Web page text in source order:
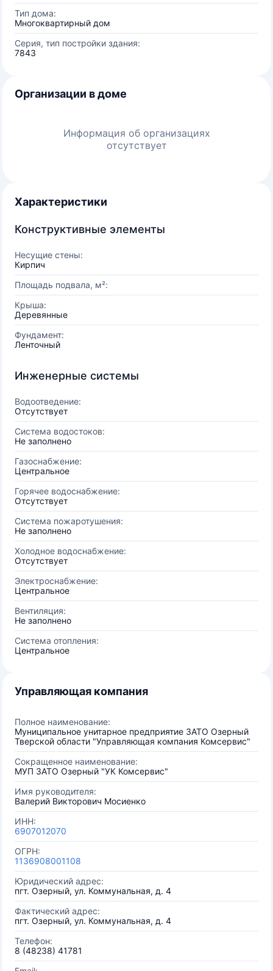
Тип дома:
Многоквартирный дом
Серия, тип постройки здания:
7843
Организации в доме
Информация об организациях
отсутствует
Характеристики
Конструктивные элементы
Несущие стены:
Кирпич
Площадь подвала, м²:
Крыша:
Деревянные
Фундамент:
Ленточный
Инженерные системы
Водоотведение:
Отсутствует
Система водостоков:
Не заполнено
Газоснабжение:
Центральное
Горячее водоснабжение:
Отсутствует
Система пожаротушения:
Не заполнено
Холодное водоснабжение:
Отсутствует
Электроснабжение:
Центральное
Вентиляция:
Не заполнено
Система отопления:
Центральное
Управляющая компания
Полное наименование:
Муниципальное унитарное предприятие ЗАТО Озерный
Тверской области "Управляющая компания Комсервис"
Сокращенное наименование:
МУП ЗАТО Озерный "УК Комсервис"
Имя руководителя:
Валерий Викторович Мосиенко
ИНН:
6907012070
ОГРН:
1136908001108
Юридический адрес:
пгт. Озерный, ул. Коммунальная, д. 4
Фактический адрес:
пгт. Озерный, ул. Коммунальная, д. 4
Телефон:
8 (48238) 41781